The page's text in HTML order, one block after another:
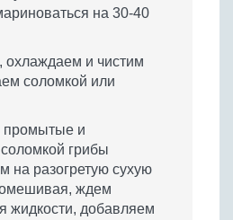
на 30-40
охлаждаем и чистим
соломкой или
и
грибы
на разогретую сухую
ждем
жидкости, добавляем